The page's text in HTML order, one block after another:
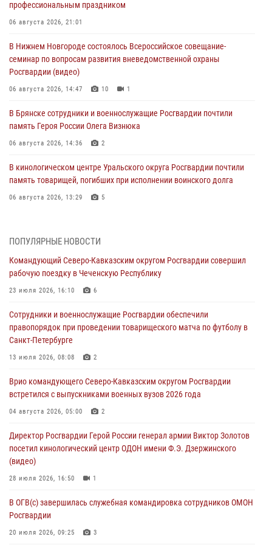
профессиональным праздником
06 августа 2026, 21:01
В Нижнем Новгороде состоялось Всероссийское совещание-
семинар по вопросам развития вневедомственной охраны
Росгвардии (видео)
06 августа 2026, 14:47 10 1
В Брянске сотрудники и военнослужащие Росгвардии почтили
память Героя России Олега Визнюка
06 августа 2026, 14:36 2
В кинологическом центре Уральского округа Росгвардии почтили
память товарищей, погибших при исполнении воинского долга
06 августа 2026, 13:29 5
Росгвардейцы задержали мужчину, открывшего стрельбу в
Подмосковье (видео)
Росгвардейцы провели выставку вооружения для участников сбора
«Гвардеец» в Пензе (видео)
06 августа 2026, 12:00
В Курске росгвардейцы приняли участие в митинге, посвященном
второй годовщине вторжения ВСУ на территорию области
06 августа 2026, 11:56 4
В Санкт-Петербурге наряд Росгвардии задержал правонарушителя,
угрожавшего подростку травматическим пистолетом
06 августа 2026, 11:33
ПОПУЛЯРНЫЕ НОВОСТИ
Командующий Северо-Кавказским округом Росгвардии совершил
рабочую поездку в Чеченскую Республику
23 июля 2026, 16:10 6
Сотрудники и военнослужащие Росгвардии обеспечили
правопорядок при проведении товарищеского матча по футболу в
Санкт-Петербурге
13 июля 2026, 08:08 2
Врио командующего Северо-Кавказским округом Росгвардии
встретился с выпускниками военных вузов 2026 года
04 августа 2026, 05:00 2
Директор Росгвардии Герой России генерал армии Виктор Золотов
посетил кинологический центр ОДОН имени Ф.Э. Дзержинского
(видео)
28 июля 2026, 16:50 1
В ОГВ(с) завершилась служебная командировка сотрудников ОМОН
Росгвардии
20 июля 2026, 09:25 3